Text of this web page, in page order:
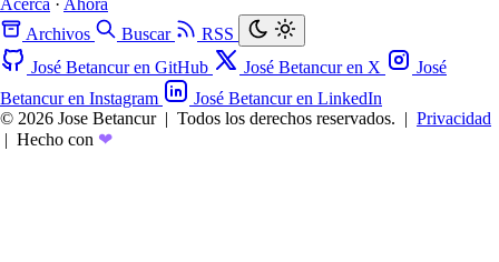
Acerca · Ahora
Archivos
Buscar
RSS
José Betancur en GitHub
José Betancur en X
José
Betancur en Instagram
José Betancur en LinkedIn
© 2026 Jose Betancur | Todos los derechos reservados. | Privacidad
| Hecho con ❤